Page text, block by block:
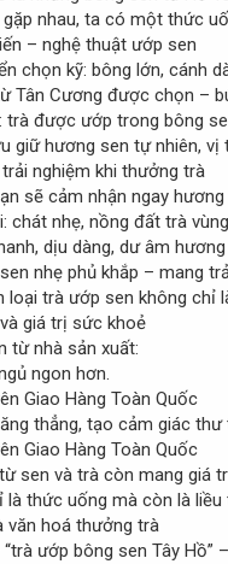
nhau, ta có một thức
– nghệ thuật ướp sen
chọn kỹ: bông lớn, cánh
Tân Cương được chọn –
trà được ướp trong bông
giữ hương sen tự nhiên, vị
nghiệm khi thưởng trà
sẽ cảm nhận ngay
chát nhẹ, nồng đất trà
dịu dàng, dư âm
nhẹ phủ khắp – mang
loại trà ướp sen không chỉ
giá trị sức khoẻ
từ nhà sản xuất:
ngon hơn.
Giao Hàng Toàn Quốc
thẳng, tạo cảm giác thư
Giao Hàng Toàn Quốc
sen và trà còn mang giá
là thức uống mà còn là
văn hoá thưởng trà
ướp bông sen Tây